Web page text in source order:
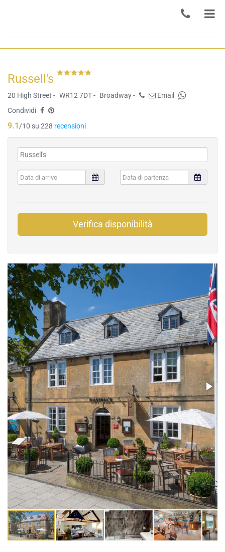
Russell's
20 High Street - WR12 7DT - Broadway -
Email
Condividi
9.1/10 su 228 recensioni
Verifica disponibilità